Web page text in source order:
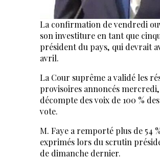
La confirmation de vendredi
son investiture en tant que
président du pays, qui devrait
avril.
La Cour suprême a validé les
provisoires annoncés mercredi,
décompte des voix de 100 %
vote.
M. Faye a remporté plus de 54
exprimés lors du scrutin
de dimanche dernier.